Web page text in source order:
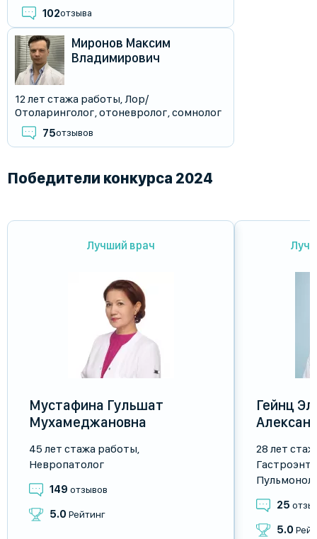
102отзыва
Миронов Максим
Владимирович
12 лет стажа работы,Лор/
Отоларинголог,отоневролог,сомнолог
75отзывов
Победители конкурса 2024
Лучший врач
Мустафина Гульшат
Мухамеджановна
45 лет стажа работы,
Невропатолог
149 отзывов
5.0 Рейтинг
Гейнц
28 лет
25
5.0